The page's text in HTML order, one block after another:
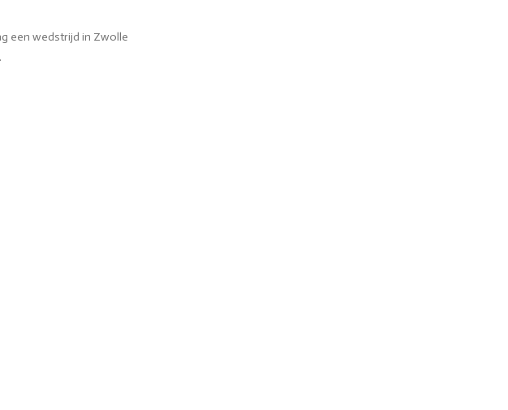
een wedstrijd in Zwolle